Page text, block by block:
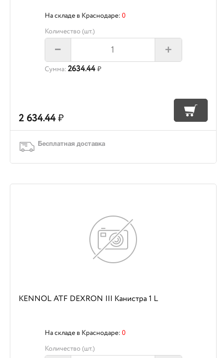
На складе в Краснодаре: 0
Количество (шт.)
– +
Сумма: 2634.44 ₽
2 634.44₽
Бесплатная доставка
KENNOL ATF DEXRON III Канистра 1 L
На складе в Краснодаре: 0
Количество (шт.)